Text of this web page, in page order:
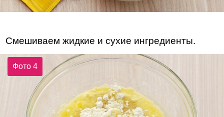
Смешиваем жидкие и сухие ингредиенты.
Фото 4